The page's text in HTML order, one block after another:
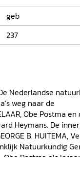
geb
237
Nederlandse
weg naar de
Obe Postma
Heymans. De
B. HUITEMA,
Natuurkundig
Postma als
en